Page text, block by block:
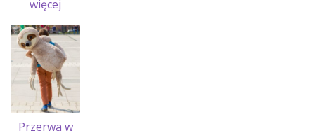
więcej
MANATY
W
AFRYKARIUM
!
Przerwa w